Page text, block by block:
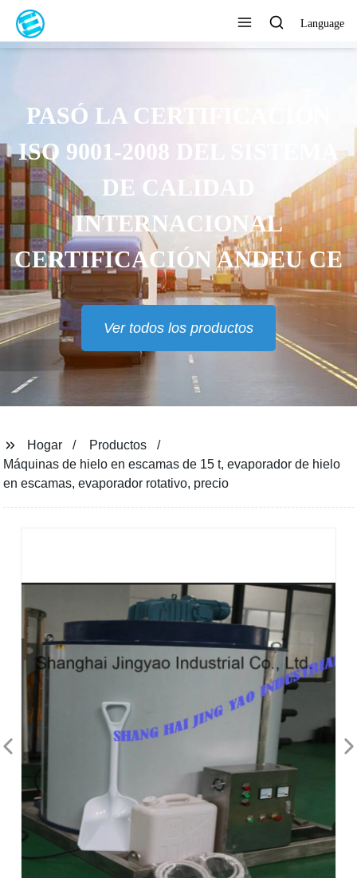
Language
PASÓ LA CERTIFICACIÓN
ISO 9001-2008 DEL SISTEMA
DE CALIDAD
INTERNACIONAL
CERTIFICACIÓN ANDEU CE
Ver todos los productos
Hogar
Productos
Máquinas de hielo en escamas de 15 t, evaporador de hielo
en escamas, evaporador rotativo, precio